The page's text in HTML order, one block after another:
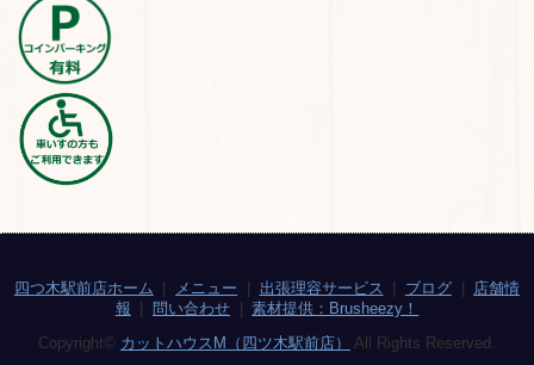
四つ木駅前店ホーム メニュー 出張理容サービス ブログ
店舗情
報
問い合わせ
素材提供：Brusheezy！
Copyright© カットハウスM（四ツ木駅前店） All Rights Reserved.